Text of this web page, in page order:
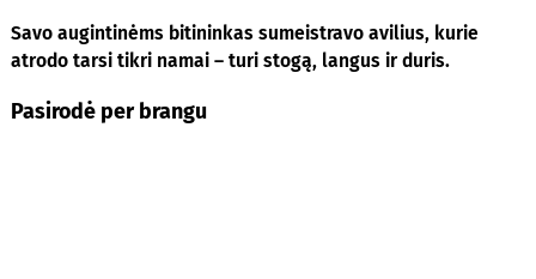
Savo augintinėms bitininkas sumeistravo avilius, kurie
atrodo tarsi tikri namai – turi stogą, langus ir duris.
Pasirodė per brangu